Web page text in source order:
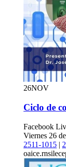
26NOV
Ciclo de
Facebook
Viernes 26
2511-1015 |
oaice.rnsil